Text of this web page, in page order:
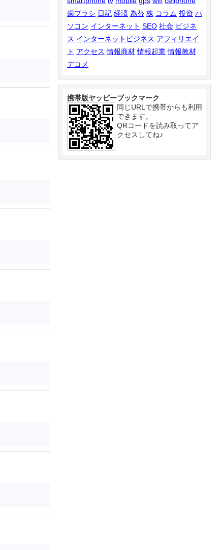
歯ブラシ 日記 経済 為替 株 コラム 投資 パ
ソコン インターネット SEO 社会 ビジネ
ス インターネットビジネス アフィリエイ
ト アクセス 情報商材 情報起業 情報教材
デコメ
携帯版ヤッピーブックマーク
同じURLで携帯からも利用
できます。
QRコードを読み取ってア
クセスしてね♪